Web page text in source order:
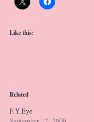
Like this:
Related
F.Y.Eye